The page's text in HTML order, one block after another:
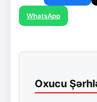
WhatsApp
Oxucu